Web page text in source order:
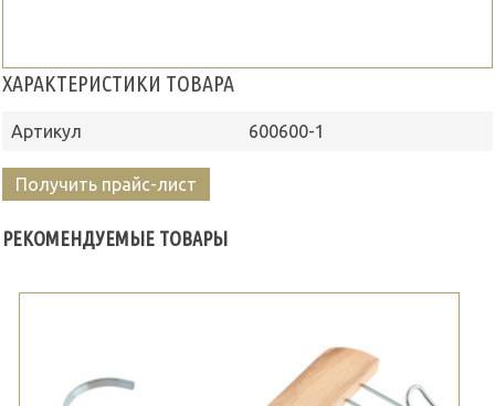
ХАРАКТЕРИСТИКИ ТОВАРА
Артикул 600600-1
Получить прайс-лист
РЕКОМЕНДУЕМЫЕ ТОВАРЫ